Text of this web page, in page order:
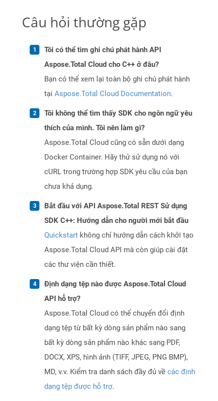
Câu hỏi thường gặp
Tôi có thể tìm ghi chú phát hành API
Aspose.Total Cloud cho C++ ở đâu?
Bạn có thể xem lại toàn bộ ghi chú phát hành
tại Aspose.Total Cloud Documentation.
Tôi không thể tìm thấy SDK cho ngôn ngữ yêu
thích của mình. Tôi nên làm gì?
Aspose.Total Cloud cũng có sẵn dưới dạng
Docker Container. Hãy thử sử dụng nó với
cURL trong trường hợp SDK yêu cầu của bạn
chưa khả dụng.
Bắt đầu với API Aspose.Total REST Sử dụng
SDK C++: Hướng dẫn cho người mới bắt đầu
Quickstart không chỉ hướng dẫn cách khởi tạo
Aspose.Total Cloud API mà còn giúp cài đặt
các thư viện cần thiết.
Định dạng tệp nào được Aspose.Total Cloud
API hỗ trợ?
Aspose.Total Cloud có thể chuyển đổi định
dạng tệp từ bất kỳ dòng sản phẩm nào sang
bất kỳ dòng sản phẩm nào khác sang PDF,
DOCX, XPS, hình ảnh (TIFF, JPEG, PNG BMP),
MD, v.v. Kiểm tra danh sách đầy đủ về các định
dạng tệp được hỗ trợ.